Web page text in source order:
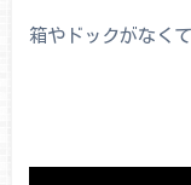
箱やドックがなく